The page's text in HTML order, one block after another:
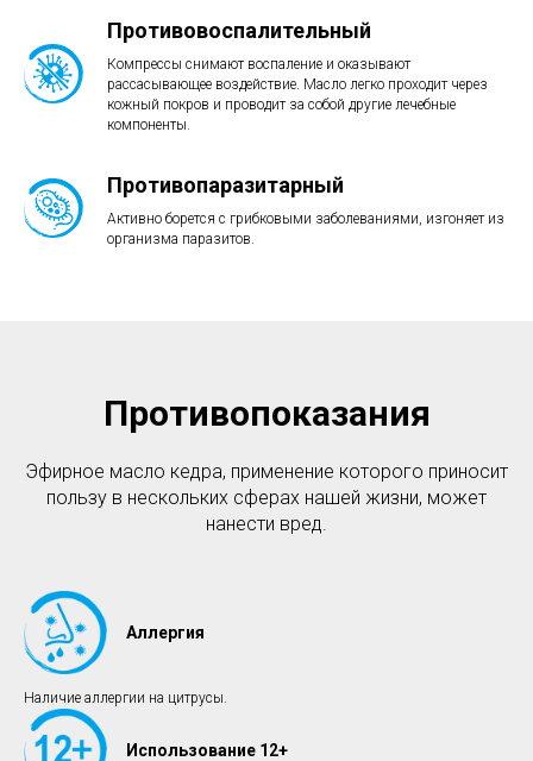
Противовоспалительный
Компрессы снимают воспаление и оказывают
рассасывающее воздействие. Масло легко проходит через
кожный покров и проводит за собой другие лечебные
компоненты.
Противопаразитарный
Активно борется с грибковыми заболеваниями, изгоняет из
организма паразитов.
Противопоказания
Эфирное масло кедра, применение которого приносит
пользу в нескольких сферах нашей жизни, может
нанести вред.
Аллергия
Наличие аллергии на цитрусы.
Использование 12+